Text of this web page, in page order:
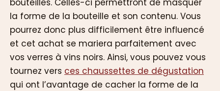
la forme de la bouteille et son contenu. Vous
pourrez donc plus difficilement être influencé
et cet achat se mariera parfaitement avec
vos verres à vins noirs. Ainsi, vous pouvez vous
tournez vers ces chaussettes de dégustation
qui ont l’avantage de cacher la forme de la